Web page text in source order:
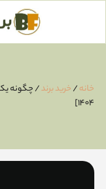
خانه/خرید برند/ چگونه یک
1404]